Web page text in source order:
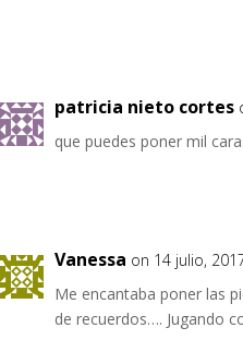
patricia nieto cortes
que puedes poner mil
Vanessa on 14 julio,
Me encantaba poner las
de recuerdos…. Jugando